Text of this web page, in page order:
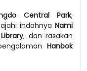
Central Park,
indahnyaNami
, dan rasakan
Hanbok